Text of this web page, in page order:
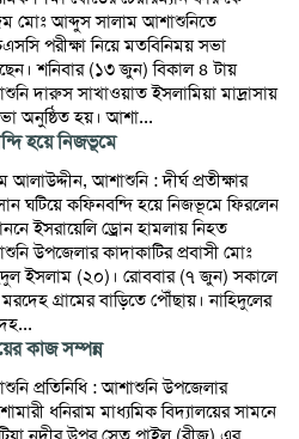
মোঃ আব্দুস সালাম আশাশুনিতে
পরীক্ষা নিয়ে মতবিনিময় সভা
শনিবার (১৩ জুন) বিকাল ৪ টায়
দারুস সাখাওয়াত ইসলামিয়া মাদ্রাসায়
অনুষ্ঠিত হয়। আশা...
হয়ে নিজভূমে
আলাউদ্দীন, আশাশুনি : দীর্ঘ প্রতীক্ষার
ঘটিয়ে কফিনবন্দি হয়ে নিজভূমে ফিরলেন
ইসরায়েলি ড্রোন হামলায় নিহত
উপজেলার কাদাকাটির প্রবাসী মোঃ
ইসলাম (২০)। রোববার (৭ জুন) সকালে
গ্রামের বাড়িতে পৌঁছায়। নাহিদুলের
কাজ সম্পন্ন
প্রতিনিধি : আশাশুনি উপজেলার
ধনিরাম মাধ্যমিক বিদ্যালয়ের সামনে